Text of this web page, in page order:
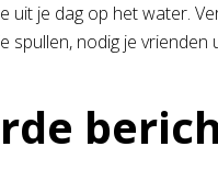
uit je dag op het water.
spullen, nodig je